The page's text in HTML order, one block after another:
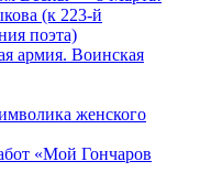
(к 223-й
поэта)
армия. Воинская
женского
«Мой Гончаров